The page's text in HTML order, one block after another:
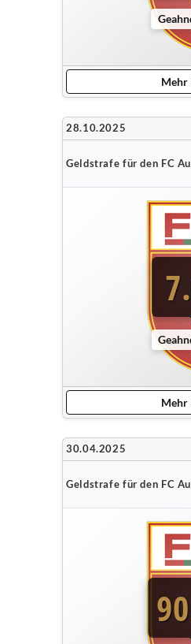
Mehr
28.10.2025
Geldstrafe für den FC
Mehr
30.04.2025
Geldstrafe für den FC